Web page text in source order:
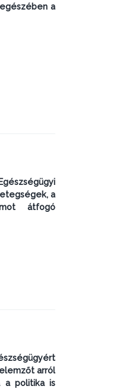
a
a
átfogó
arról
a politika is